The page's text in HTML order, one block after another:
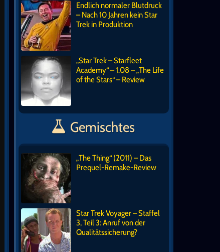
Endlich normaler Blutdruck
– Nach 10 Jahren kein Star
Trek in Produktion
„Star Trek – Starfleet
Academy“ – 1.08 – „The Life
of the Stars“ – Review
Gemischtes
„The Thing“ (2011) – Das
Prequel-Remake-Review
Star Trek Voyager – Staffel
3, Teil 3: Anruf von der
Qualitätssicherung?